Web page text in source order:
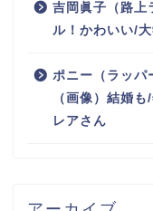
吉岡眞子（路
ル！かわいい/
ポニー（ラッ
（画像）結婚
レアさん